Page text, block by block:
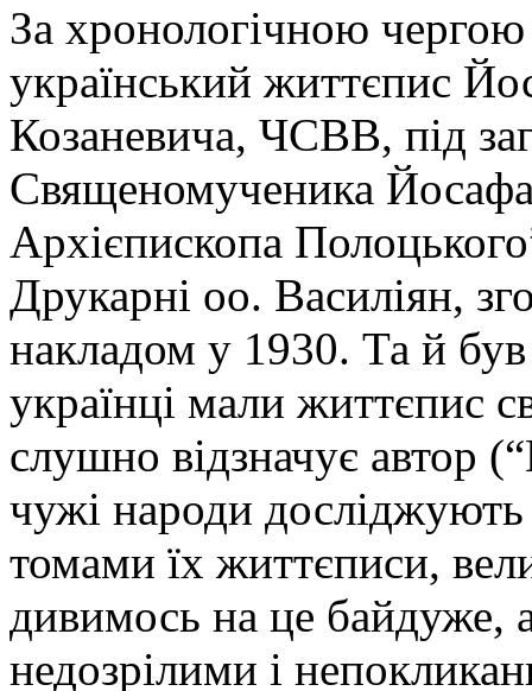
За хронологічною
український життєпис
Козаневича, ЧСВВ, під
Священомученика
Архієпископа
Друкарні оо. Василіян,
накладом у 1930. Та й
українці мали життєпис
слушно відзначує автор
чужі народи
томами їх життєписи,
дивимось на це байдуже,
недозрілими і